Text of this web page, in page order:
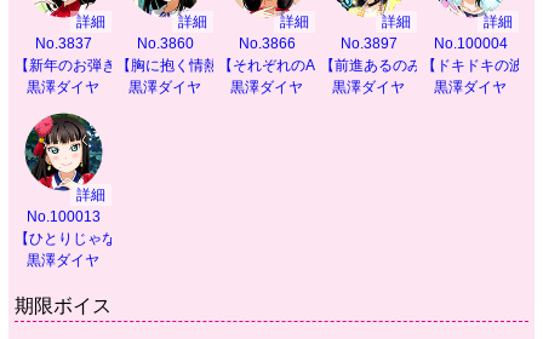
詳細
No.3837
【新年のお弾き初め】
黒澤ダイヤ
詳細
No.3860
【胸に抱く情熱の色】
黒澤ダイヤ
詳細
No.3866
【それぞれのAqours】
黒澤ダイヤ
詳細
No.3897
【前進あるのみ！】
黒澤ダイヤ
詳細
No.100004
【ドキドキの波
黒澤ダイヤ
詳細
No.100013
【ひとりじゃないから】
黒澤ダイヤ
期限ボイス